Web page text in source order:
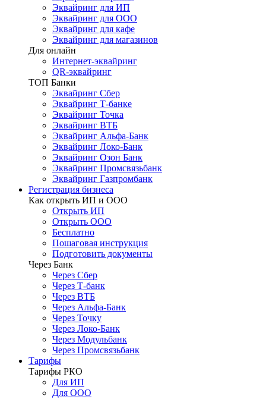
Эквайринг для ИП
Эквайринг для ООО
Эквайринг для кафе
Эквайринг для магазинов
Для онлайн
Интернет-эквайринг
QR-эквайринг
ТОП Банки
Эквайринг Сбер
Эквайринг Т-банке
Эквайринг Точка
Эквайринг ВТБ
Эквайринг Альфа-Банк
Эквайринг Локо-Банк
Эквайринг Озон Банк
Эквайринг Промсвязьбанк
Эквайринг Газпромбанк
Регистрация бизнеса
Как открыть ИП и ООО
Открыть ИП
Открыть ООО
Бесплатно
Пошаговая инструкция
Подготовить документы
Через Банк
Через Сбер
Через Т-банк
Через ВТБ
Через Альфа-Банк
Через Точку
Через Локо-Банк
Через Модульбанк
Через Промсвязьбанк
Тарифы
Тарифы РКО
Для ИП
Для ООО